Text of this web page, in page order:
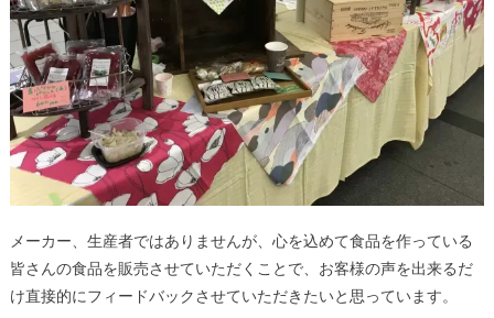
メーカー、生産者ではありませんが、心を込めて食品を作っている
皆さんの食品を販売させていただくことで、お客様の声を出来るだ
け直接的にフィードバックさせていただきたいと思っています。